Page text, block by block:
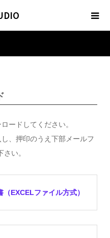
ードしてください。
、押印のうえ下部メールフ
い。
（EXCELファイル方式）